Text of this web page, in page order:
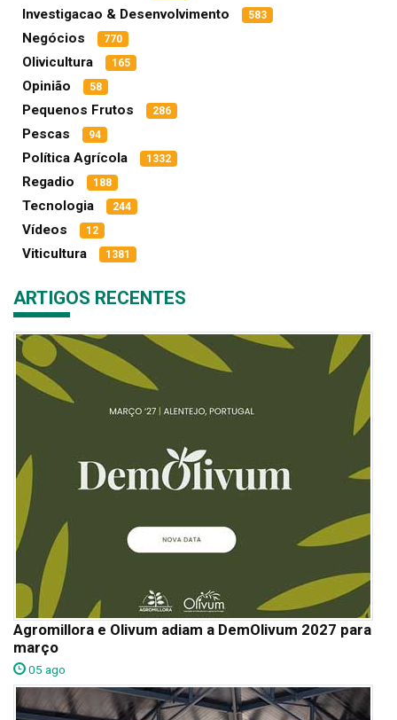
Investigacao & Desenvolvimento 583
Negócios 770
Olivicultura 165
Opinião 58
Pequenos Frutos 286
Pescas 94
Política Agrícola 1332
Regadio 188
Tecnologia 244
Vídeos 12
Viticultura 1381
ARTIGOS RECENTES
Agromillora e Olivum adiam a DemOlivum 2027 para
março
05 ago